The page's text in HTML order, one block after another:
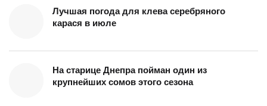
Лучшая погода для клева серебряного
карася в июле
На старице Днепра пойман один из
крупнейших сомов этого сезона